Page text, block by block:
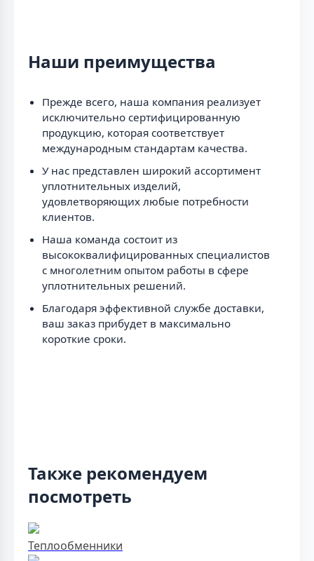
Наши преимущества
Прежде всего, наша компания реализует
исключительно сертифицированную
продукцию, которая соответствует
международным стандартам качества.
У нас представлен широкий ассортимент
уплотнительных изделий,
удовлетворяющих любые потребности
клиентов.
Наша команда состоит из
высококвалифицированных специалистов
с многолетним опытом работы в сфере
уплотнительных решений.
Благодаря эффективной службе доставки,
ваш заказ прибудет в максимально
короткие сроки.
Также рекомендуем
посмотреть
Теплообменники